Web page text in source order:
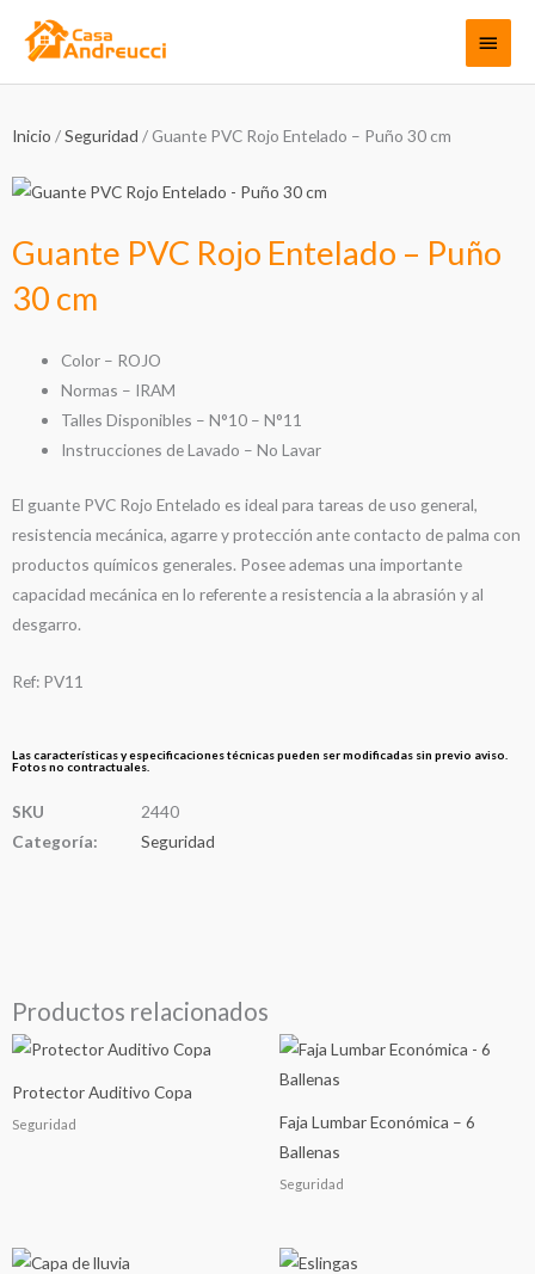
Menú
Inicio /Seguridad / Guante PVC Rojo Entelado – Puño 30 cm
Guante PVC Rojo Entelado – Puño
30 cm
Color – ROJO
Normas – IRAM
Talles Disponibles – N°10 – N°11
Instrucciones de Lavado – No Lavar
El guante PVC Rojo Entelado es ideal para tareas de uso general,
resistencia mecánica, agarre y protección ante contacto de palma con
productos químicos generales. Posee ademas una importante
capacidad mecánica en lo referente a resistencia a la abrasión y al
desgarro.
Ref: PV11
Las características y especificaciones técnicas pueden ser modificadas sin previo aviso.
Fotos no contractuales.
SKU
2440
Categoría:
Seguridad
Productos relacionados
Protector Auditivo Copa
Seguridad
Faja Lumbar Económica – 6
Ballenas
Seguridad